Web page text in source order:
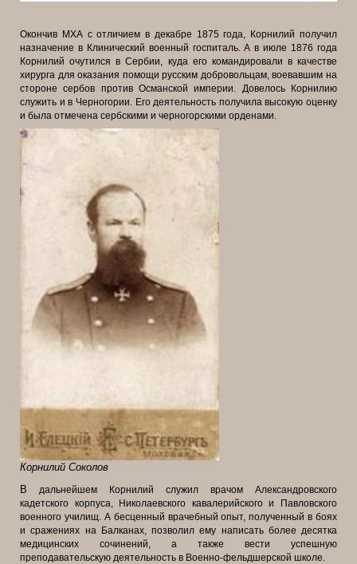
Окончив МХА с отличием в декабре 1875 года, Корнилий получил
назначение в Клинический военный госпиталь. А в июле 1876 года
Корнилий очутился в Сербии, куда его командировали в качестве
хирурга для оказания помощи русским добровольцам, воевавшим на
стороне сербов против Османской империи. Довелось Корнилию
служить и в Черногории. Его деятельность получила высокую оценку
и была отмечена сербскими и черногорскими орденами.
Корнилий Соколов
В дальнейшем Корнилий служил врачом Александровского
кадетского корпуса, Николаевского кавалерийского и Павловского
военного училищ. А бесценный врачебный опыт, полученный в боях
и сражениях на Балканах, позволил ему написать более десятка
медицинских сочинений, а также вести успешную
преподавательскую деятельность в Военно-фельдшерской школе.